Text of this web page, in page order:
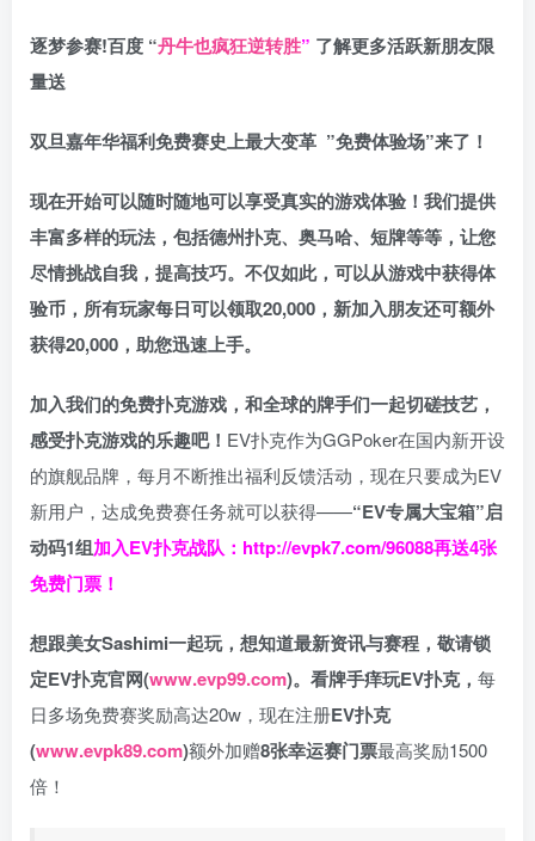
逐梦参赛!百度 “丹牛也疯狂逆转胜” 了解更多活跃新朋友限
量送
双旦嘉年华福利免费赛史上最大变革 ”免费体验场”来了！
现在开始可以随时随地可以享受真实的游戏体验！我们提供
丰富多样的玩法，包括德州扑克、奥马哈、短牌等等，让您
尽情挑战自我，提高技巧。不仅如此， 可以从游戏中获得体
验币，所有玩家每日可以领取20,000，新加入朋友还可额外
获得20,000，助您迅速上手。
加入我们的免费扑克游戏，和全球的牌手们一起切磋技艺，
感受扑克游戏的乐趣吧！ EV扑克作为GGPoker在国内新开设
的旗舰品牌，每月不断推出福利反馈活动，现在只要成为EV
新用户，达成免费赛任务就可以获得——“EV专属大宝箱”启
动码1组加入EV扑克战队： http://evpk7.com/96088再送4张
免费门票！
想跟美女Sashimi一起玩， 想知道最新资讯与赛程， 敬请锁
定EV扑克官网(www.evp99.com)。 看牌手痒玩EV扑克， 每
日多场免费赛奖励高达20w，现在注册EV扑克
(www.evpk89.com)额外加赠8张幸运赛门票最高奖励1500
倍！